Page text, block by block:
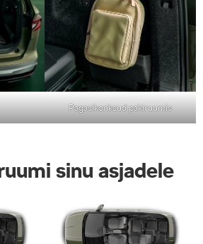
Pagasikonksud pakiruumis
sinu asjadele